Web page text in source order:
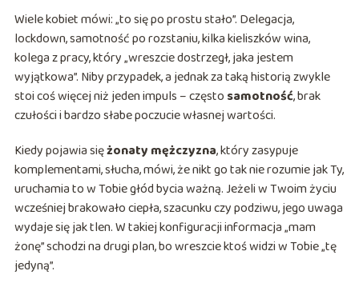
Wiele kobiet mówi: „to się po prostu stało”. Delegacja,
lockdown, samotność po rozstaniu, kilka kieliszków wina,
kolega z pracy, który „wreszcie dostrzegł, jaka jestem
wyjątkowa”. Niby przypadek, a jednak za taką historią zwykle
stoi coś więcej niż jeden impuls – często samotność, brak
czułości i bardzo słabe poczucie własnej wartości.
Kiedy pojawia siężonaty mężczyzna, który zasypuje
komplementami, słucha, mówi, że nikt go tak nie rozumie jak Ty,
uruchamia to w Tobie głód bycia ważną. Jeżeli w Twoim życiu
wcześniej brakowało ciepła, szacunku czy podziwu, jego uwaga
wydaje się jak tlen. W takiej konfiguracji informacja „mam
żonę” schodzi na drugi plan, bo wreszcie ktoś widzi w Tobie „tę
jedyną”.